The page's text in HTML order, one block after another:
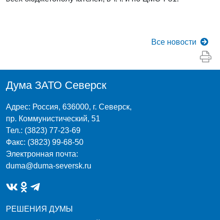
Все новости
Дума ЗАТО Северск
Адрес: Россия, 636000, г. Северск,
пр. Коммунистический, 51
Тел.: (3823) 77-23-69
Факс: (3823) 99-68-50
Электронная почта:
duma@duma-seversk.ru
РЕШЕНИЯ ДУМЫ